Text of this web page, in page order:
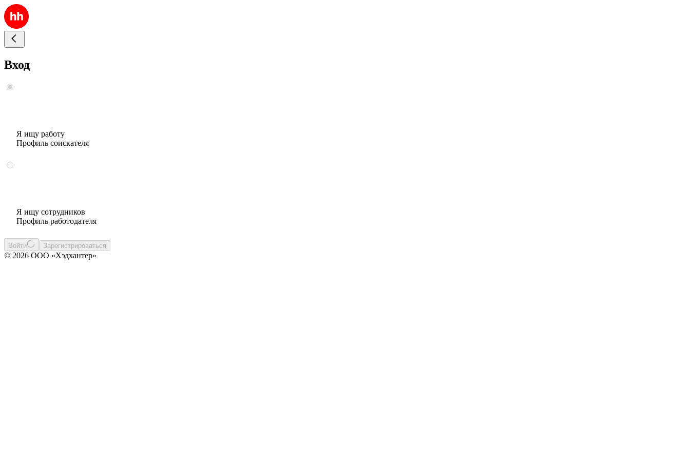
Вход
Я ищу работу
Профиль соискателя
Я ищу сотрудников
Профиль работодателя
Войти Зарегистрироваться
© 2026 ООО «Хэдхантер»